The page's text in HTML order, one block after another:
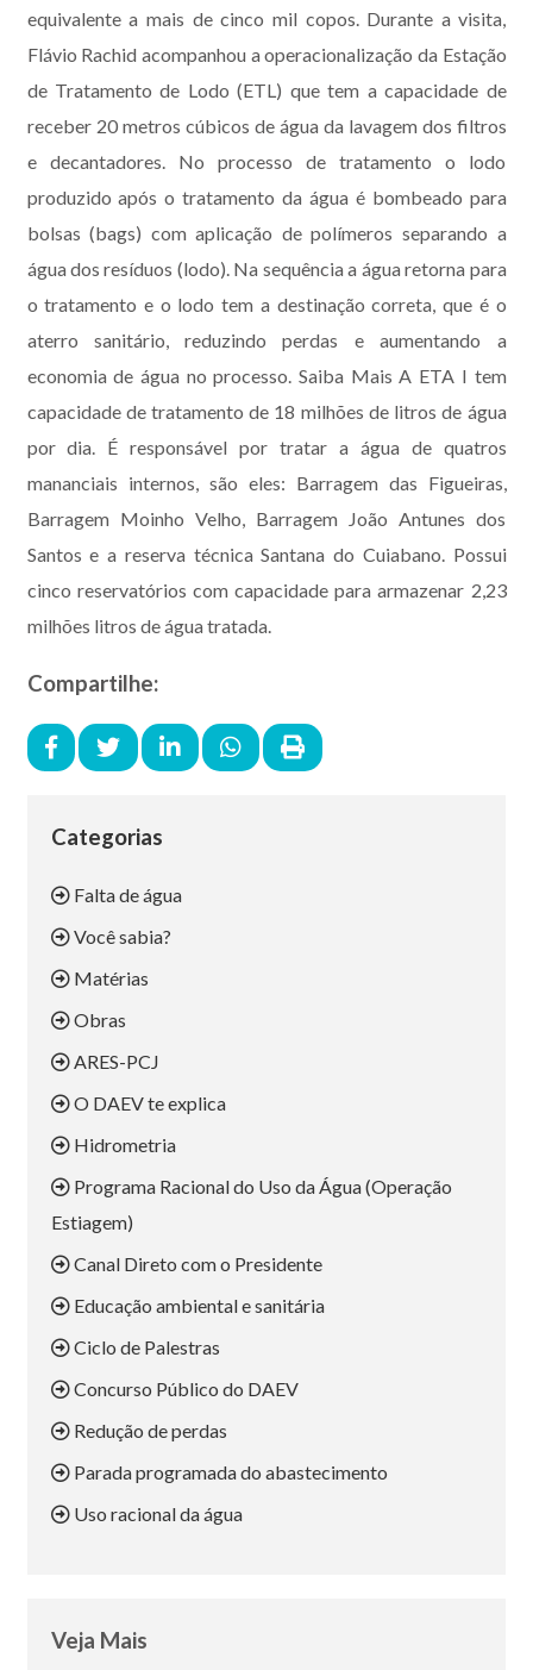
equivalente a mais de cinco mil copos. Durante a visita,
Flávio Rachid acompanhou a operacionalização da Estação
de Tratamento de Lodo (ETL) que tem a capacidade de
receber 20 metros cúbicos de água da lavagem dos filtros
e decantadores. No processo de tratamento o lodo
produzido após o tratamento da água é bombeado para
bolsas (bags) com aplicação de polímeros separando a
água dos resíduos (lodo). Na sequência a água retorna para
o tratamento e o lodo tem a destinação correta, que é o
aterro sanitário, reduzindo perdas e aumentando a
economia de água no processo. Saiba Mais A ETA I tem
capacidade de tratamento de 18 milhões de litros de água
por dia. É responsável por tratar a água de quatros
mananciais internos, são eles: Barragem das Figueiras,
Barragem Moinho Velho, Barragem João Antunes dos
Santos e a reserva técnica Santana do Cuiabano. Possui
cinco reservatórios com capacidade para armazenar 2,23
milhões litros de água tratada.
Compartilhe:
Categorias
Falta de água
Você sabia?
Matérias
Obras
ARES-PCJ
O DAEV te explica
Hidrometria
Programa Racional do Uso da Água (Operação
Estiagem)
Canal Direto com o Presidente
Educação ambiental e sanitária
Ciclo de Palestras
Concurso Público do DAEV
Redução de perdas
Parada programada do abastecimento
Uso racional da água
Veja Mais